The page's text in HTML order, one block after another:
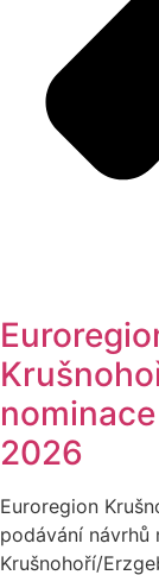
2026
Euroregion
podávání návrhů
Krušnohoří/